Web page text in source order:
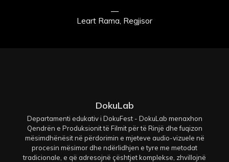
—
Leart Rama, Regjisor
DokuLab
Departamenti edukativ i DokuFest - DokuLab menaxhon
Qendrën e Produksionit të Filmit për të Rinjë dhe fuqizon
mësimdhënësit në përdorimin e mjeteve audio-vizuele në
procesin mësimor dhe ndërlidhjen e tyre me metodat
tradicionale, e që adresojnë çështjet komplekse, zhvillojnë